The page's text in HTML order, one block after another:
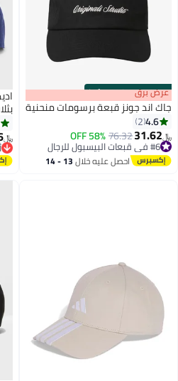
00m:00s
·
100% Left
6
عرض برق
جاك اند جونز قبعة برسومات منحنية
4.6
2
﷼‏31.62
76.32
58% OFF
#6 في قبعات البيسبول للرجال
#6 في قبعات البيسبول للرجال احصل عليه خلال 13 - 14
﷼‏